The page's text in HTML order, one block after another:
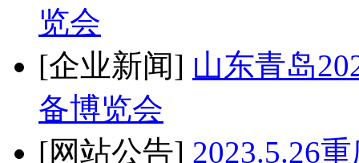
览会
[企业新闻] 山东青岛
备博览会
[网站公告] 2023.5.26